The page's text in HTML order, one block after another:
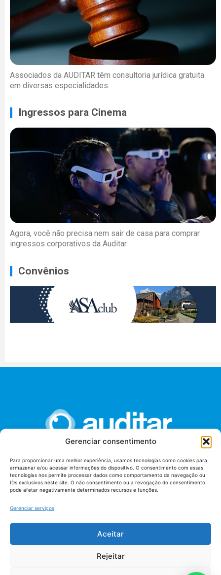
Gerenciar consentimento
Para proporcionar uma melhor experiência, usamos tecnologias como cookies para
armazenar e/ou acessar informações do dispositivo. O consentimento com essas
tecnologias nos permite processar dados como comportamento da navegação ou
IDs exclusivos neste site. O não consentimento ou a revogação do consentimento
pode afetar negativamente determinados recursos e funções.
Gerenciar serviços
Aceitar
Rejeitar
Associados da AUDITAR têm consultoria jurídica gratuita
em diversas especialidades.
Ingressos para Cinema
Agora, você não precisa nem sair de casa para comprar
ingressos corporativos da Auditar.
Convênios
União dos Auditores Federais de Controle Externo -
AUDITAR
Setor de Administração Federal Sul (SAF/Sul), Qd. 04, Lt. 01
Tribunal de Contas da União (TCU), Subsolo, Sala S04
Telefone: (61)3527-7292
Termos de uso